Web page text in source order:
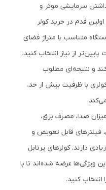
سرمایشی موثر و
قدم در خرید کولر
متناسب با متراژ فضای
از نیاز انتخاب کنید،
و نتیجه‌ای مطلوب
با ظرفیت بیش از حد،
صدا، مصرف برق،
فیلترهای قابل تعویض و
دارند. کولرهای پرتابل
ویژگی‌ها عرضه شده‌اند تا با
انتخاب کنید.